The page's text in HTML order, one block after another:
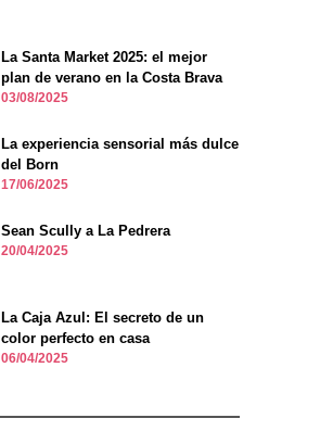
La Santa Market 2025: el mejor
plan de verano en la Costa Brava
03/08/2025
La experiencia sensorial más dulce
del Born
17/06/2025
Sean Scully a La Pedrera
20/04/2025
La Caja Azul: El secreto de un
color perfecto en casa
06/04/2025